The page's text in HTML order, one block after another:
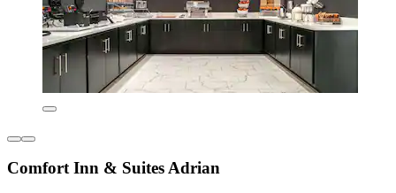
Comfort Inn & Suites Adrian